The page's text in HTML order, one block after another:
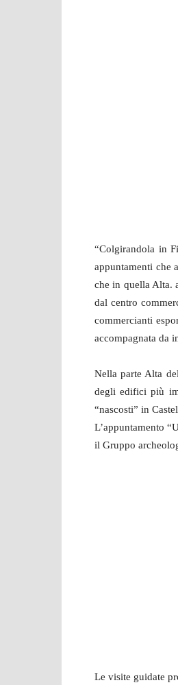
“Colgirandola in
appuntamenti che
che in quella Alta.
dal centro
commercianti
accompagnata da
Nella parte Alta
degli edifici più
“nascosti” in
L’appuntamento
il Gruppo
Le visite guidate